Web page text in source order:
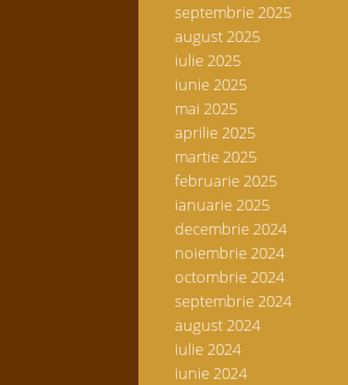
septembrie 2025
august 2025
iulie 2025
iunie 2025
mai 2025
aprilie 2025
martie 2025
februarie 2025
ianuarie 2025
decembrie 2024
noiembrie 2024
octombrie 2024
septembrie 2024
august 2024
iulie 2024
iunie 2024